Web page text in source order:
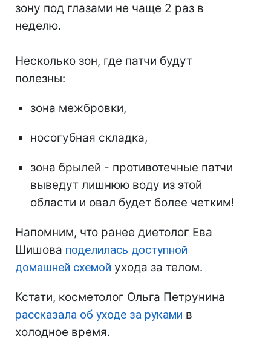
зону под глазами не чаще 2 раз в
неделю.
Несколько зон, где патчи будут
полезны:
зона межбровки,
носогубная складка,
зона брылей - противотечные патчи
выведут лишнюю воду из этой
области и овал будет более четким!
Напомним, что ранее диетолог Ева
Шишова поделилась доступной
домашней схемой ухода за телом.
Кстати, косметолог Ольга Петрунина
рассказала об уходе за руками в
холодное время.